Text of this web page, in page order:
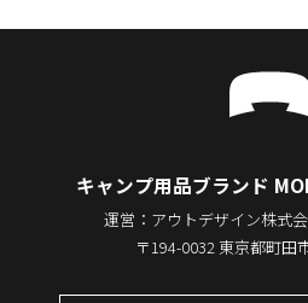
キャンプ用品ブランド
運営：アウトデザイン株式
〒194-0032 東京都町田